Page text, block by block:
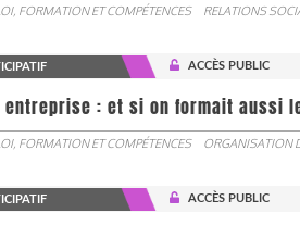
FORMATION ET COMPÉTENCES RELATIONS
ACCÈS PUBLIC
entreprise : et si on formait aussi
FORMATION ET COMPÉTENCES ORGANISATION
ACCÈS PUBLIC